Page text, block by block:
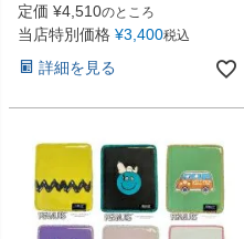
定価 ¥4,510のところ
当店特別価格 ¥3,400税込
詳細を見る